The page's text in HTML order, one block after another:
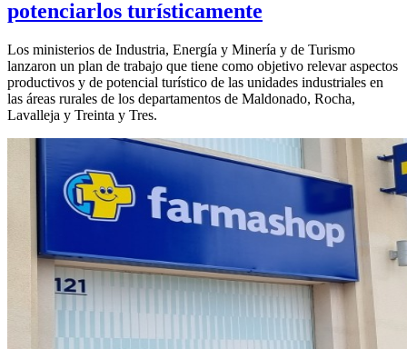
potenciarlos turísticamente
Los ministerios de Industria, Energía y Minería y de Turismo
lanzaron un plan de trabajo que tiene como objetivo relevar aspectos
productivos y de potencial turístico de las unidades industriales en
las áreas rurales de los departamentos de Maldonado, Rocha,
Lavalleja y Treinta y Tres.